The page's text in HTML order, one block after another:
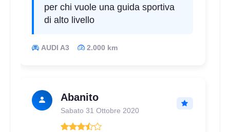
per chi vuole una guida sportiva
di alto livello
AUDI A3 2.000 km
Abanito
Sabato 31 Ottobre 2020